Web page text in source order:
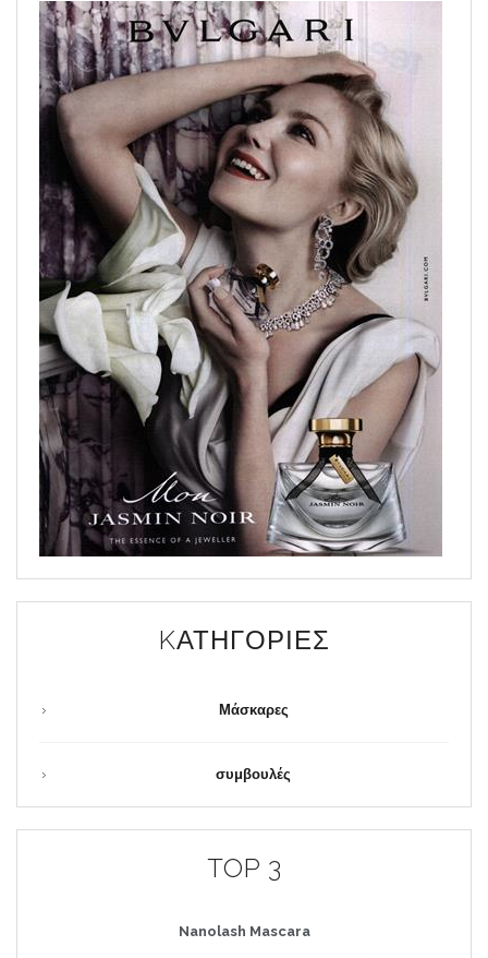
KΑΤΗΓΟΡΊΕΣ
Μάσκαρες
συμβουλές
TOP 3
Nanolash Mascara